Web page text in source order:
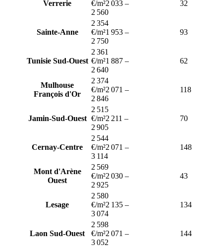
Verrerie €/m²2 033 –
2 560
32
Sainte-Anne
2 354
€/m²1 953 –
2 750
93
Tunisie Sud-Ouest
2 361
€/m²1 887 –
2 640
62
Mulhouse
François d'Or
2 374
€/m²2 071 –
2 846
118
Jamin-Sud-Ouest
2 515
€/m²2 211 –
2 905
70
Cernay-Centre
2 544
€/m²2 071 –
3 114
148
Mont d'Arène
Ouest
2 569
€/m²2 030 –
2 925
43
Lesage
2 580
€/m²2 135 –
3 074
134
Laon Sud-Ouest
2 598
€/m²2 071 –
3 052
144